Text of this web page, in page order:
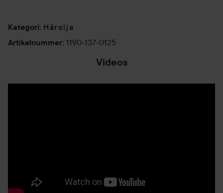
Kategori: Hårolja
Artikelnummer: 1190-137-0125
Videos